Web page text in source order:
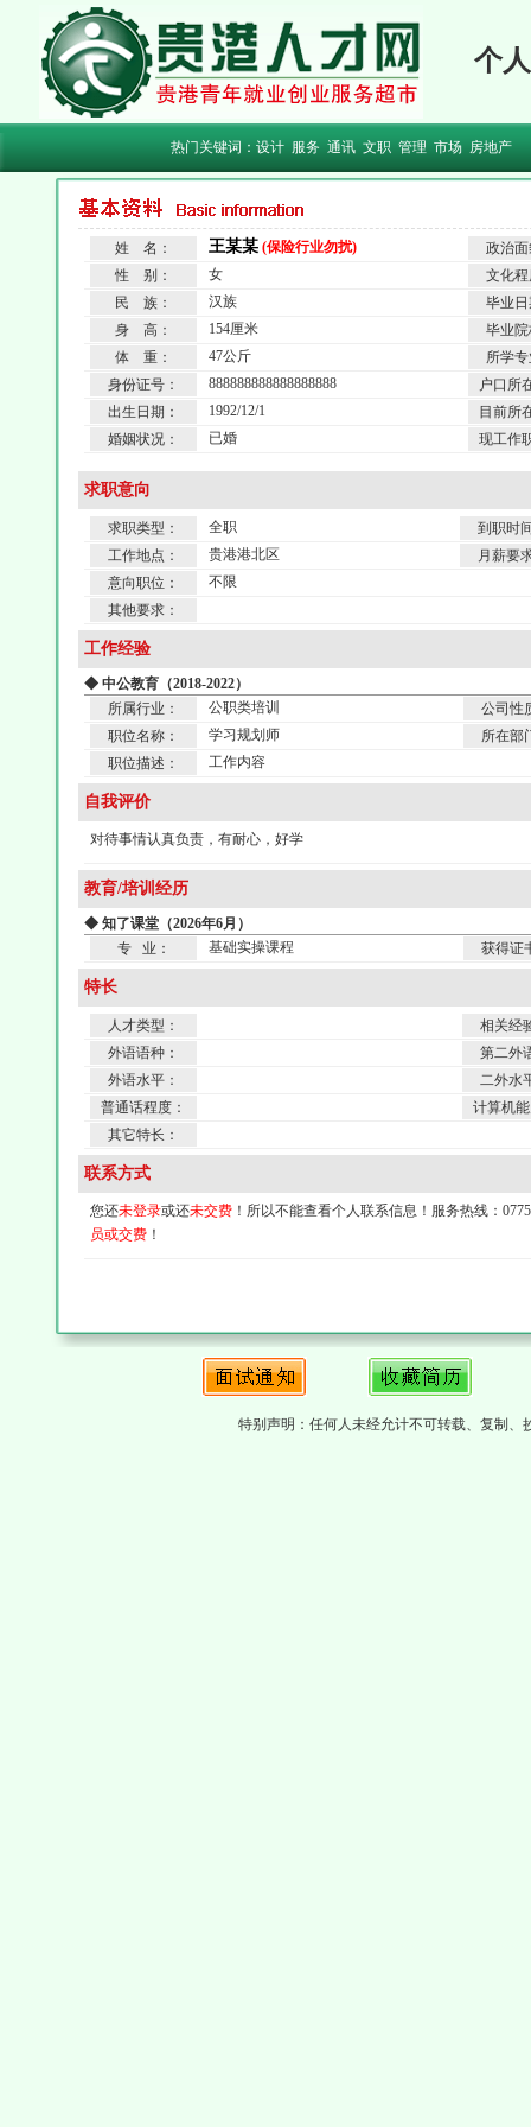
个
热门关键词： 设计 服务 通讯 文职 管理 市场 房地产
姓 名： 王某某 (保险行业勿扰)
政治
性 别：
女
文化
民 族：
汉族
毕业
身 高：
154厘米
毕业
体 重：
47公斤
所学
身份证号：
888888888888888888
户口所
出生日期：
1992/12/1
目前所
婚姻状况：
已婚 现工作
求职意向
求职类型： 全职
到职时
工作地点：
贵港港北区
月薪要
意向职位：
不限
其他要求：
工作经验
◆ 中公教育（2018-2022）
所属行业：
公职类培训
公司性
职位名称：
学习规划师
所在部
职位描述：
工作内容
自我评价
对待事情认真负责，有耐心，好学
教育/培训经历
◆ 知了课堂（2026年6月）
专 业：
基础实操课程 获得证
特长
人才类型：
相关经
外语语种：
第二外
外语水平：
二外水
普通话程度：
计算机
其它特长：
联系方式
您还未登录或还未交费 ！所以不能查看个人联系信息！服务热线：
员或交费 ！
特别声明：任何人未经允计不可转载、复制